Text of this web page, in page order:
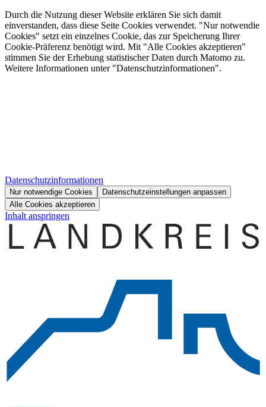
Durch die Nutzung dieser Website erklären Sie sich damit
einverstanden, dass diese Seite Cookies verwendet. "Nur notwendie
Cookies" setzt ein einzelnes Cookie, das zur Speicherung Ihrer
Cookie-Präferenz benötigt wird. Mit "Alle Cookies akzeptieren"
stimmen Sie der Erhebung statistischer Daten durch Matomo zu.
Weitere Informationen unter "Datenschutzinformationen".
Datenschutzinformationen
Nur notwendige Cookies
Datenschutzeinstellungen anpassen
Alle Cookies akzeptieren
Inhalt anspringen